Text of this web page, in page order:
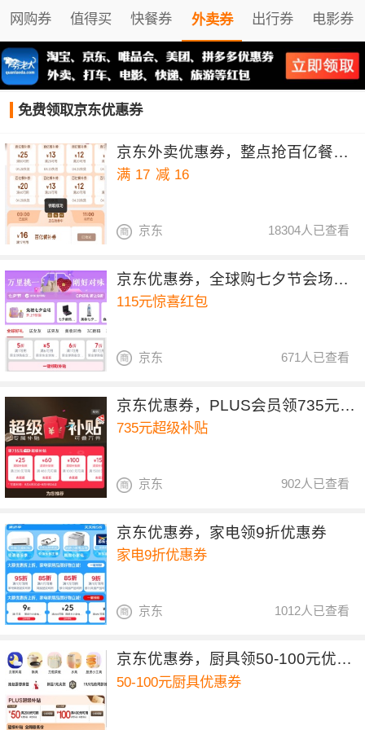
网购券 值得买 快餐券 外卖券 出行券 电影券
免费领取京东优惠券
京东外卖优惠券，整点抢百亿餐补17-16券
满 17 减 16
18304人已查看
京东
京东优惠券，全球购七夕节会场领115元惊喜红包
115元惊喜红包
671人已查看
京东
京东优惠券，PLUS会员领735元超级补贴
735元超级补贴
902人已查看
京东
京东优惠券，家电领9折优惠券
家电9折优惠券
1012人已查看
京东
京东优惠券，厨具领50-100元优惠券
50-100元厨具优惠券